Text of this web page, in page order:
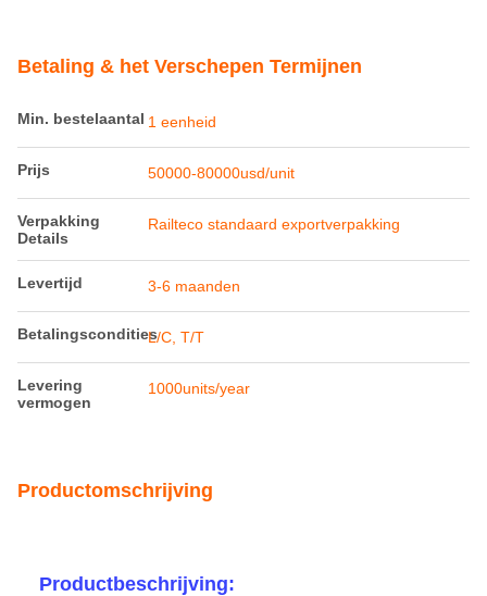
Betaling & het Verschepen Termijnen
Min. bestelaantal 1 eenheid
Prijs 50000-80000usd/unit
Verpakking
Details
Railteco standaard exportverpakking
Levertijd 3-6 maanden
BetalingsconditiesL/C, T/T
Levering
vermogen
1000units/year
Productomschrijving
Productbeschrijving: